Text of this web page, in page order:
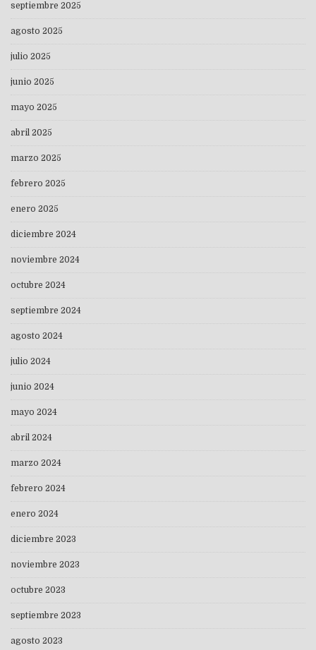
septiembre 2025
agosto 2025
julio 2025
junio 2025
mayo 2025
abril 2025
marzo 2025
febrero 2025
enero 2025
diciembre 2024
noviembre 2024
octubre 2024
septiembre 2024
agosto 2024
julio 2024
junio 2024
mayo 2024
abril 2024
marzo 2024
febrero 2024
enero 2024
diciembre 2023
noviembre 2023
octubre 2023
septiembre 2023
agosto 2023